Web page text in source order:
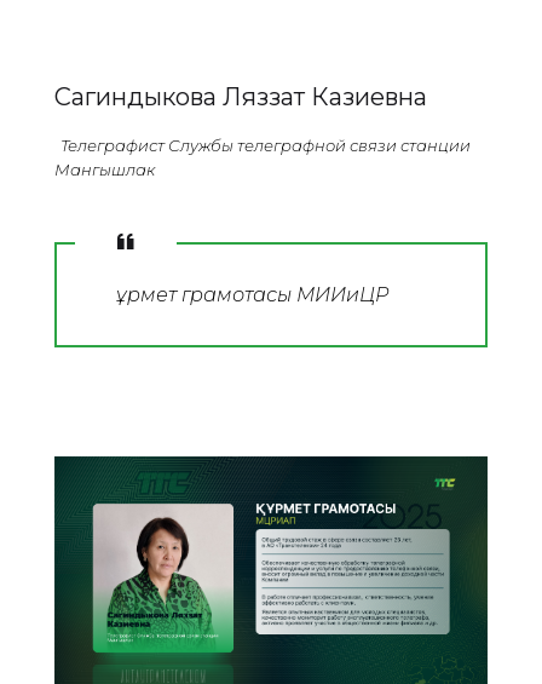
Сагиндыкова Ляззат Казиевна
Телеграфист Службы телеграфной связи станции
Мангышлак
Құрмет грамотасы МИИиЦР